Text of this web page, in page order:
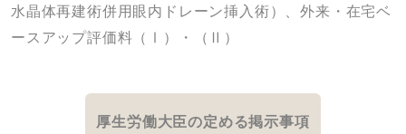
水晶体再建術併用眼内ドレーン挿入術）、外来・在宅ベ
ースアップ評価料（Ⅰ）・（Ⅱ）
厚生労働大臣の定める掲示事項